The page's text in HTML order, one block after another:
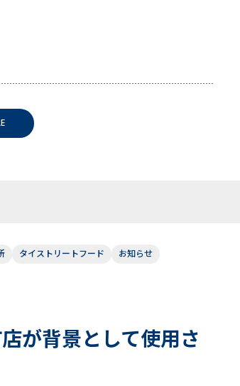
タイストリートフード
お知らせ
が背景として使用さ